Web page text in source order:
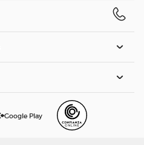
Google Play